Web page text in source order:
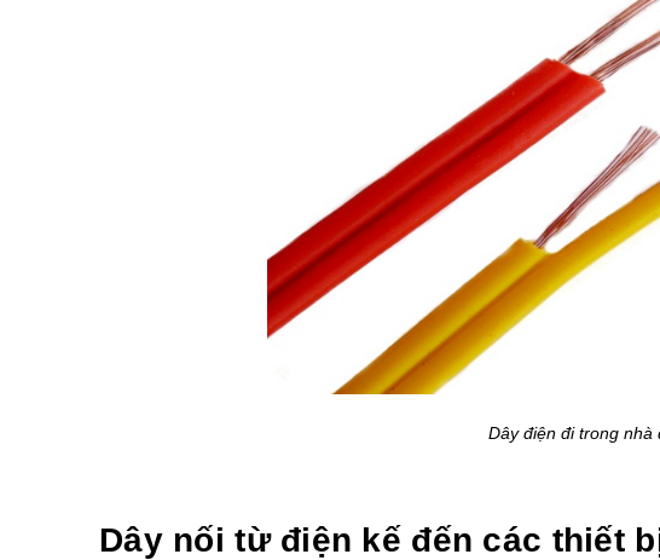
Dây điện đi trong nhà
Dây nối từ điện kế đến các thiết